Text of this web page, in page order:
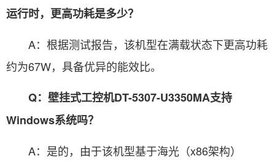
运行时，更高功耗是多少？
A：根据测试报告，该机型在满载状态下更高功耗
约为67W，具备优异的能效比。
Q：壁挂式工控机DT-5307-U3350MA支持
Windows系统吗？
A：是的，由于该机型基于海光（x86架构）